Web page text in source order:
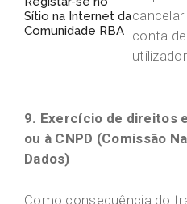
Sítio na Internet da
Comunidade RBA
cancelar
conta de
9. Exercício de direitos
ou à CNPD (Comissão
Dados)
Como consequência do